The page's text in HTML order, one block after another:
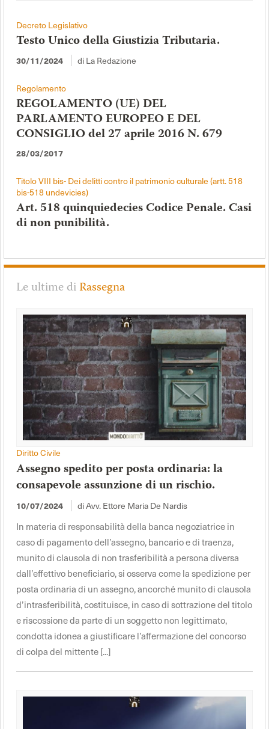
Decreto Legislativo
Testo Unico della Giustizia Tributaria.
30/11/2024 di La Redazione
Regolamento
REGOLAMENTO (UE) DEL
PARLAMENTO EUROPEO E DEL
CONSIGLIO del 27 aprile 2016 N. 679
28/03/2017
Titolo VIII bis- Dei delitti contro il patrimonio culturale (artt. 518
bis-518 undevicies)
Art. 518 quinquiedecies Codice Penale. Casi
di non punibilità.
Le ultime diRassegna
Diritto Civile
Assegno spedito per posta ordinaria: la
consapevole assunzione di un rischio.
10/07/2024 di Avv. Ettore Maria De Nardis
In materia di responsabilità della banca negoziatrice in
caso di pagamento dell’assegno, bancario e di traenza,
munito di clausola di non trasferibilità a persona diversa
dall’effettivo beneficiario, si osserva come la spedizione per
posta ordinaria di un assegno, ancorché munito di clausola
d’intrasferibilità, costituisce, in caso di sottrazione del titolo
e riscossione da parte di un soggetto non legittimato,
condotta idonea a giustificare l’affermazione del concorso
di colpa del mittente [...]